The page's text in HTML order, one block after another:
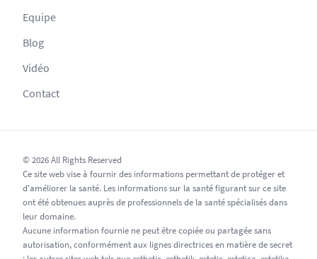
Equipe
Blog
Vidéo
Contact
© 2026 All Rights Reserved
Ce site web vise à fournir des informations permettant de protéger et
d'améliorer la santé. Les informations sur la santé figurant sur ce site
ont été obtenues auprès de professionnels de la santé spécialisés dans
leur domaine.
Aucune information fournie ne peut être copiée ou partagée sans
autorisation, conformément aux lignes directrices en matière de secret